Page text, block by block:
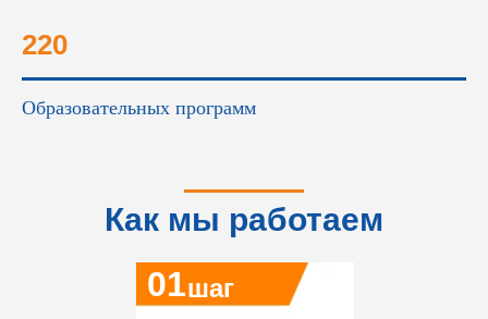
220
Образовательных программ
Как мы работаем
01шаг